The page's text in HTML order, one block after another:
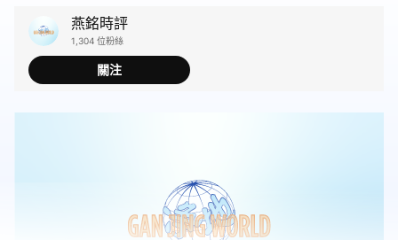
燕銘時評
1,304 位粉絲
關注